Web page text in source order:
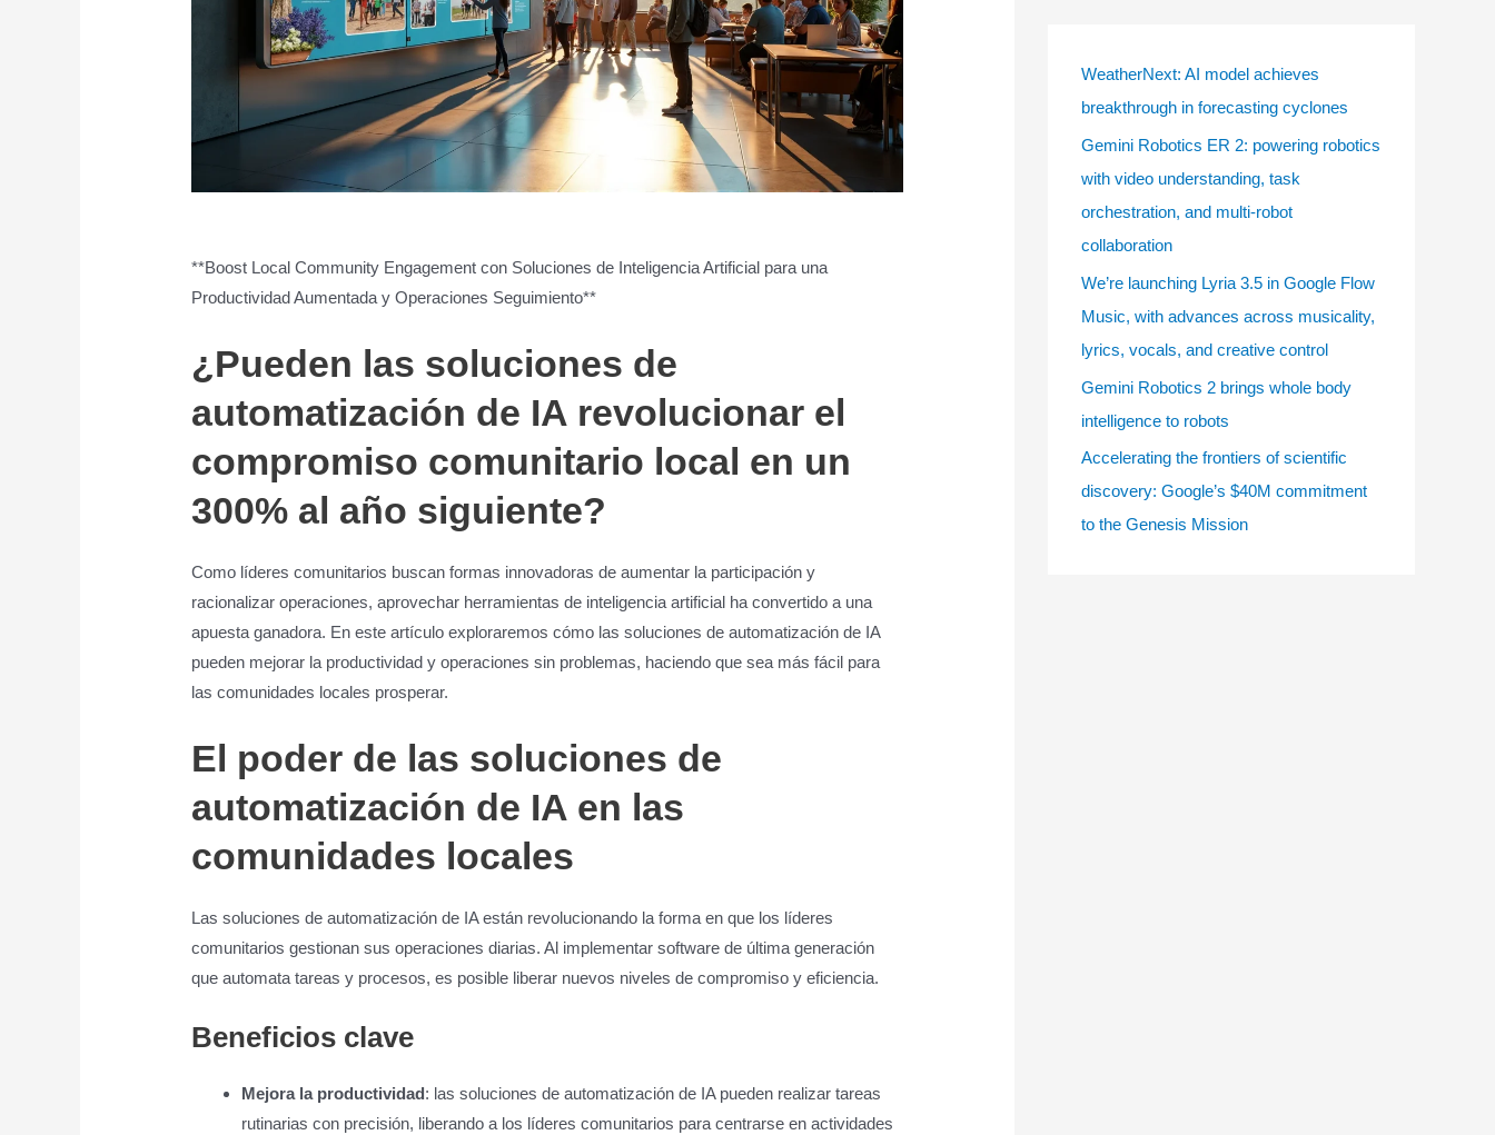
**Boost Local Community Engagement con Soluciones de Inteligencia Artificial para una
Productividad Aumentada y Operaciones Seguimiento**
¿Pueden las soluciones de
automatización de IA revolucionar el
compromiso comunitario local en un
300% al año siguiente?
Como líderes comunitarios buscan formas innovadoras de aumentar la participación y
racionalizar operaciones, aprovechar herramientas de inteligencia artificial ha convertido a una
apuesta ganadora. En este artículo exploraremos cómo las soluciones de automatización de IA
pueden mejorar la productividad y operaciones sin problemas, haciendo que sea más fácil para
las comunidades locales prosperar.
El poder de las soluciones de
automatización de IA en las
comunidades locales
Las soluciones de automatización de IA están revolucionando la forma en que los líderes
comunitarios gestionan sus operaciones diarias. Al implementar software de última generación
que automata tareas y procesos, es posible liberar nuevos niveles de compromiso y eficiencia.
Beneficios clave
Mejora la productividad: las soluciones de automatización de IA pueden realizar tareas
rutinarias con precisión, liberando a los líderes comunitarios para centrarse en actividades
WeatherNext: AI model achieves
breakthrough in forecasting cyclones
Gemini Robotics ER 2: powering robotics
with video understanding, task
orchestration, and multi-robot
collaboration
We’re launching Lyria 3.5 in Google Flow
Music, with advances across musicality,
lyrics, vocals, and creative control
Gemini Robotics 2 brings whole body
intelligence to robots
Accelerating the frontiers of scientific
discovery: Google’s $40M commitment
to the Genesis Mission